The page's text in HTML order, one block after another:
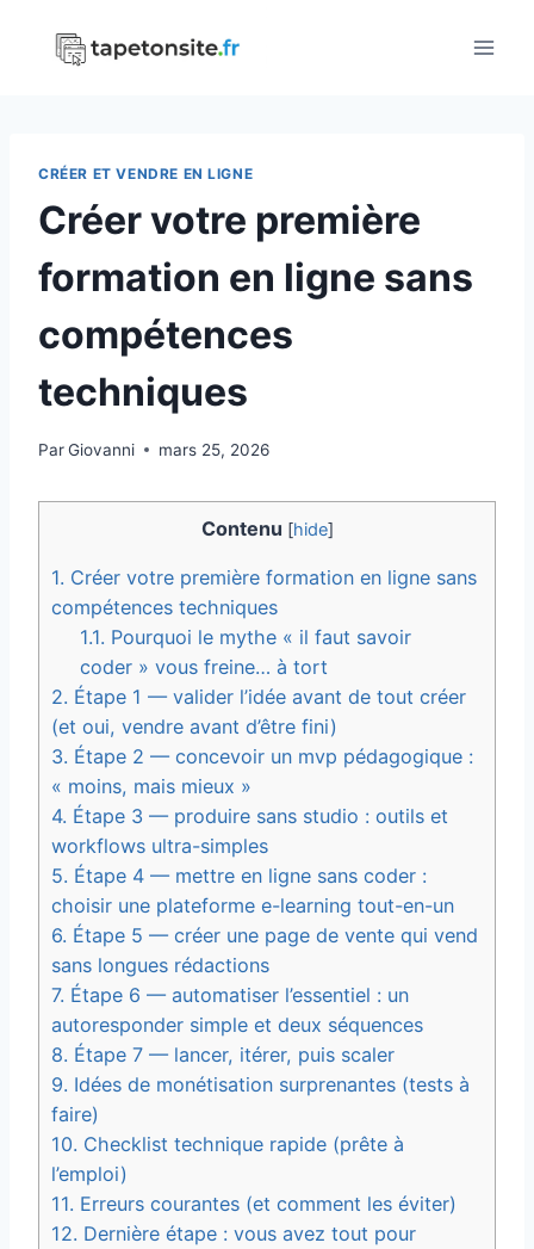
CRÉER ET VENDRE EN LIGNE
Créer votre première
formation en ligne sans
compétences
techniques
ParGiovanni mars 25, 2026
Contenu [hide]
1. Créer votre première formation en ligne sans
compétences techniques
1.1. Pourquoi le mythe « il faut savoir
coder » vous freine… à tort
2. Étape 1 — valider l’idée avant de tout créer
(et oui, vendre avant d’être fini)
3. Étape 2 — concevoir un mvp pédagogique :
« moins, mais mieux »
4. Étape 3 — produire sans studio : outils et
workflows ultra-simples
5. Étape 4 — mettre en ligne sans coder :
choisir une plateforme e-learning tout-en-un
6. Étape 5 — créer une page de vente qui vend
sans longues rédactions
7. Étape 6 — automatiser l’essentiel : un
autoresponder simple et deux séquences
8. Étape 7 — lancer, itérer, puis scaler
9. Idées de monétisation surprenantes (tests à
faire)
10. Checklist technique rapide (prête à
l’emploi)
11. Erreurs courantes (et comment les éviter)
12. Dernière étape : vous avez tout pour